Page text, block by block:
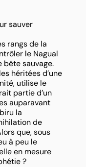
sauver
rangs de la
le Nagual
bête sauvage.
héritées d’une
utilise le
partie d’un
auparavant
la
de
que, sous
à peu le
en mesure
?